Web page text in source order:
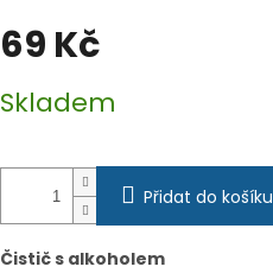
69 Kč
cena:
Skladem
Přidat do košíku
Čistič s alkoholem